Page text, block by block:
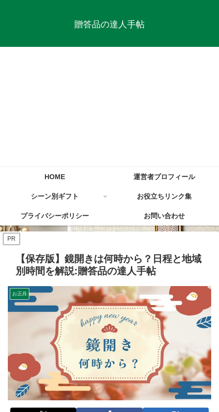
贈答品の達人手帖
HOME 運営者プロフィール
シーン別ギフト お役立ちリンク集
プライバシーポリシー お問い合わせ
PR
【保存版】鏡開きは何時から？日程と地域
別時間を解説:贈答品の達人手帖
お正月